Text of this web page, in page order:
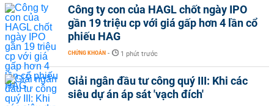
Công ty con của HAGL chốt ngày IPO
gần 19 triệu cp với giá gấp hơn 4 lần cổ
phiếu HAG
CHỨNG KHOÁN - 1 phút trước
Giải ngân đầu tư công quý III: Khi các
siêu dự án áp sát 'vạch đích'